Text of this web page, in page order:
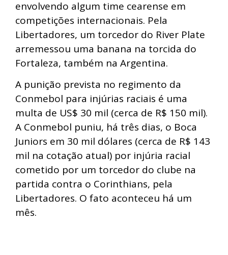
envolvendo algum time cearense em
competições internacionais. Pela
Libertadores, um torcedor do River Plate
arremessou uma banana na torcida do
Fortaleza, também na Argentina.
A punição prevista no regimento da
Conmebol para injúrias raciais é uma
multa de US$ 30 mil (cerca de R$ 150 mil).
A Conmebol puniu, há três dias, o Boca
Juniors em 30 mil dólares (cerca de R$ 143
mil na cotação atual) por injúria racial
cometido por um torcedor do clube na
partida contra o Corinthians, pela
Libertadores. O fato aconteceu há um
mês.